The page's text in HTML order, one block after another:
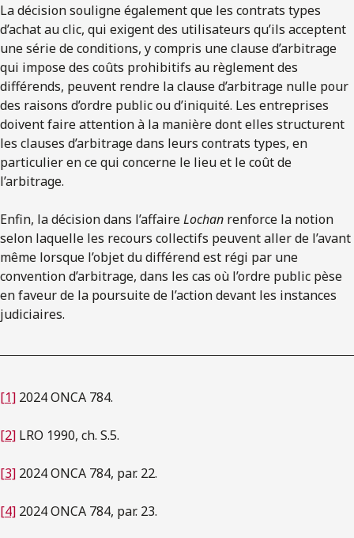
La décision souligne également que les contrats types
d’achat au clic, qui exigent des utilisateurs qu’ils acceptent
une série de conditions, y compris une clause d’arbitrage
qui impose des coûts prohibitifs au règlement des
différends, peuvent rendre la clause d’arbitrage nulle pour
des raisons d’ordre public ou d’iniquité. Les entreprises
doivent faire attention à la manière dont elles structurent
les clauses d’arbitrage dans leurs contrats types, en
particulier en ce qui concerne le lieu et le coût de
l’arbitrage.
Enfin, la décision dans l’affaireLochan renforce la notion
selon laquelle les recours collectifs peuvent aller de l’avant
même lorsque l’objet du différend est régi par une
convention d’arbitrage, dans les cas où l’ordre public pèse
en faveur de la poursuite de l’action devant les instances
judiciaires.
[1] 2024 ONCA 784.
[2] LRO 1990, ch. S.5.
[3] 2024 ONCA 784, par. 22.
[4] 2024 ONCA 784, par. 23.